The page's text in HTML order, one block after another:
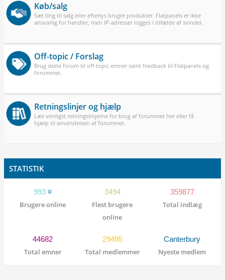
Køb/salg
Sæt ting til salg eller efterlys brugte produkter. Flatpanels er ikke
ansvarlig for handler, men IP-adresser logges i tilfælde af svindel.
Off-topic / Forslag
Brug dette forum til off-topic emner samt feedback til Flatpanels og
forummet.
Retningslinjer og hjælp
Læs venligst retningslinjerne for brug af forummet her eller få
hjælp til anvendelsen af forummet.
STATISTIK
993
Brugere online
3494
Flest brugere
online
359877
Total indlæg
44682
Total emner
29495
Total medlemmer
Canterbury
Nyeste medlem